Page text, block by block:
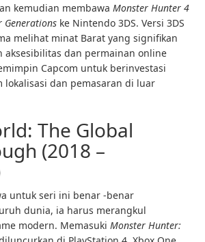
kemudian membawa Monster Hunter 4
Generations ke Nintendo 3DS. Versi 3DS
melihat minat Barat yang signifikan
aksesibilitas dan permainan online
Capcom untuk berinvestasi
lokalisasi dan pemasaran di luar
The Global
(2018 –
untuk seri ini benar -benar
dunia, ia harus merangkul
modern. Memasuki Monster Hunter: